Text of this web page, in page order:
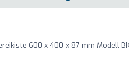
600 x 400 x 87 mm Modell